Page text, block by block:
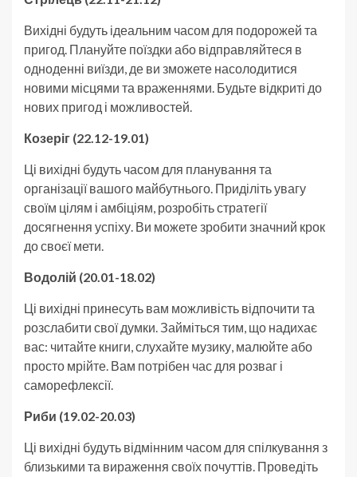
Вихідні будуть ідеальним часом для подорожей та
пригод. Плануйте поїздки або відправляйтеся в
одноденні виїзди, де ви зможете насолодитися
новими місцями та враженнями. Будьте відкриті до
нових пригод і можливостей.
Козеріг (22.12-19.01)
Ці вихідні будуть часом для планування та
організації вашого майбутнього. Приділіть увагу
своїм цілям і амбіціям, розробіть стратегії
досягнення успіху. Ви можете зробити значний крок
до своєї мети.
Водолій (20.01-18.02)
Ці вихідні принесуть вам можливість відпочити та
розслабити свої думки. Займіться тим, що надихає
вас: читайте книги, слухайте музику, малюйте або
просто мрійте. Вам потрібен час для розваг і
саморефлексії.
Риби (19.02-20.03)
Ці вихідні будуть відмінним часом для спілкування з
близькими та вираження своїх почуттів. Проведіть